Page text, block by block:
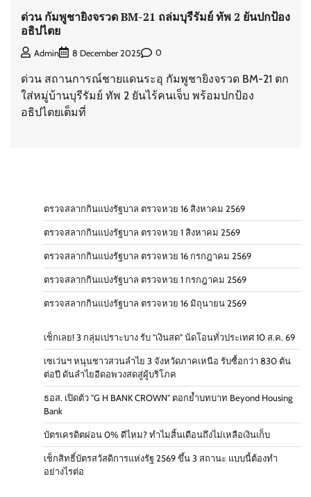
ด่วน กัมพูชายิงจรวด BM-21 ถล่มบุรีรัมย์ ทัพ 2 ยันปกป้อง
อธิปไตย
Admin 8 December 2025 0
ด่วน สถานการณ์ชายแดนระอุ กัมพูชายิงจรวด BM-21 ตก
ใส่หมู่บ้านบุรีรัมย์ ทัพ 2 ยันไร้คนเจ็บ พร้อมปกป้อง
อธิปไตยเต็มที่
ตรวจสลากกินแบ่งรัฐบาล ตรวจหวย 16 สิงหาคม 2569
ตรวจสลากกินแบ่งรัฐบาล ตรวจหวย 1 สิงหาคม 2569
ตรวจสลากกินแบ่งรัฐบาล ตรวจหวย 16 กรกฎาคม 2569
ตรวจสลากกินแบ่งรัฐบาล ตรวจหวย 1 กรกฎาคม 2569
ตรวจสลากกินแบ่งรัฐบาล ตรวจหวย 16 มิถุนายน 2569
เช็กเลย! 3 กลุ่มเปราะบาง รับ "เงินสด" นัดโอนทั่วประเทศ 10 ส.ค. 69
เซเว่นฯ หนุนชาวสวนลำไย 3 จังหวัดภาคเหนือ รับซื้อกว่า 830 ตัน
ต่อปี ดันลำไยอีดอพวงสดสู่ผู้บริโภค
ธอส. เปิดตัว "G H BANK CROWN" ตอกย้ำบทบาท Beyond Housing
Bank
บัตรเครดิตผ่อน 0% ดีไหม? ทำไมสิ้นเดือนถึงไม่เหลือเงินเก็บ
เช็กสิทธิ์บัตรสวัสดิการแห่งรัฐ 2569 ขึ้น 3 สถานะ แบบนี้ต้องทำ
อย่างไรต่อ